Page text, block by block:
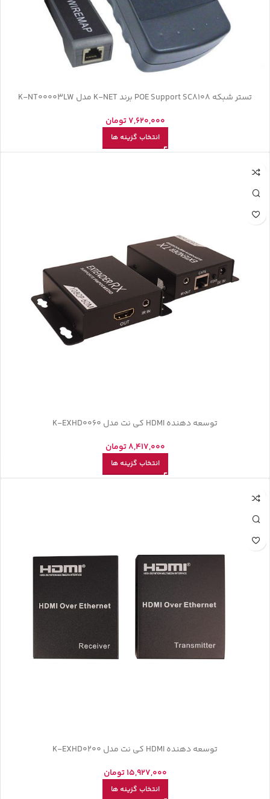
تستر شبکه POE Support SC8108 برند K-NET مدل K-NT00003LW
7,620,000 تومان
انتخاب گزینه ها
توسعه دهنده HDMI کی نت مدل K-EXHD0060
8,417,000 تومان
انتخاب گزینه ها
توسعه دهنده HDMI کی نت مدل K-EXHD0200
15,927,000 تومان
انتخاب گزینه ها